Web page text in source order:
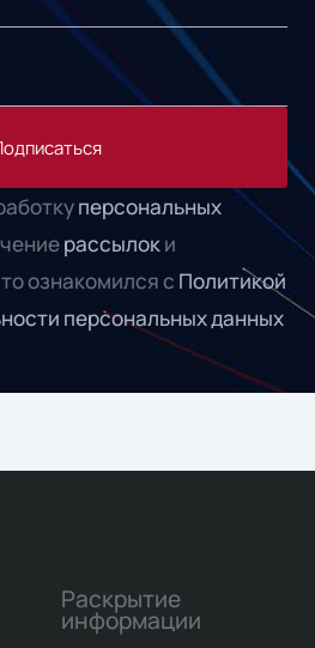
персональных
рассылоки
ознакомился с Политикой
персональных данных
Раскрытие
информации